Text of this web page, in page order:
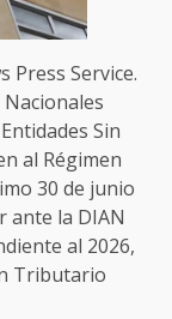
Press Service.
Sin
al Régimen
30 de junio
ante la DIAN
al 2026,
Tributario